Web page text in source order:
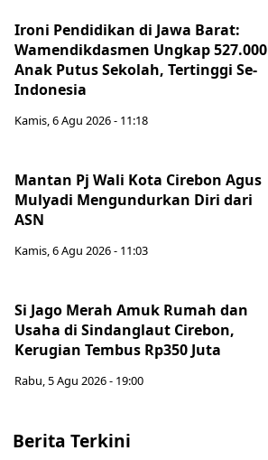
Ironi Pendidikan di Jawa Barat:
Wamendikdasmen Ungkap 527.000
Anak Putus Sekolah, Tertinggi Se-
Indonesia
Kamis, 6 Agu 2026 - 11:18
Mantan Pj Wali Kota Cirebon Agus
Mulyadi Mengundurkan Diri dari
ASN
Kamis, 6 Agu 2026 - 11:03
Si Jago Merah Amuk Rumah dan
Usaha di Sindanglaut Cirebon,
Kerugian Tembus Rp350 Juta
Rabu, 5 Agu 2026 - 19:00
Berita Terkini